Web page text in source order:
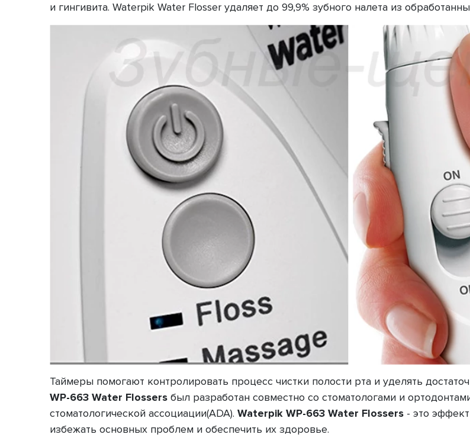
и гингивита. Waterpik Water Flosser удаляет до 99,9% зубного налета из
Таймеры помогают контролировать процесс чистки полости рта и уделять
WP-663 Water Flossers был разработан совместно со стоматологами и
стоматологической ассоциации(ADA). Waterpik WP-663 Water Flossers - это
избежать основных проблем и обеспечить их здоровье.